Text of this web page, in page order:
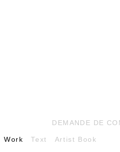
DEMANDE DE
Work Text Artist Book